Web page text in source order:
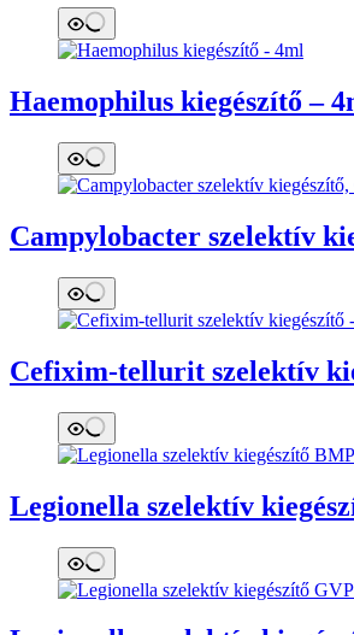
Haemophilus kiegészítő –
Campylobacter szelektív
Cefixim-tellurit szelektív
Legionella szelektív